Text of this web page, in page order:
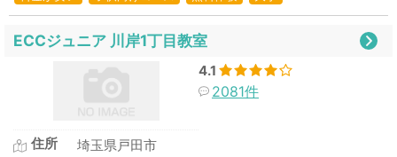
ECCジュニア 川岸1丁目教室
4.1
2081件
住所 埼玉県戸田市